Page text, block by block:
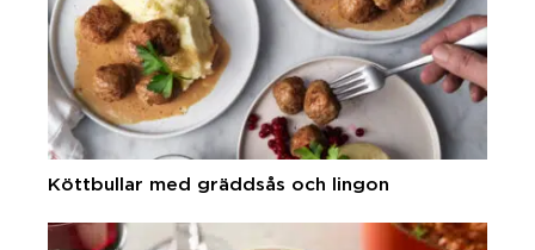
Köttbullar med gräddsås och lingon